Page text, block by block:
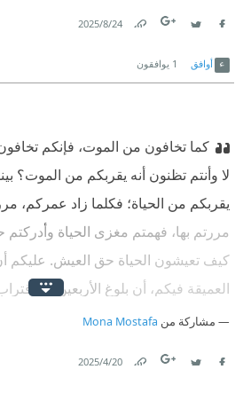
24‏/8‏/2025
أوافق 1 يوافقون
كما تخافون من الموت، فإنكم
لا وأنتم تظنون أنه يقربكم من الموت؟
يقربكم من الحياة؛ فكلما زاد عمركم،
مررتم بها، فهمتم مغزى الحياة
كيف تعيشون الحياة حق العيش. عليكم
العميقة فيكم، أن بلوغ الأربعين هو
مشاركة من Mona Mostafa
20‏/4‏/2025